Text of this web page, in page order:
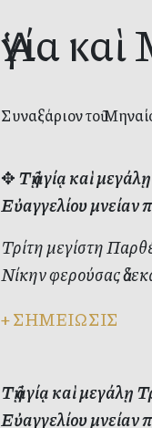
Ἁγία
Συναξάριον τοῦ
✥Τῇ ἁγίᾳ καὶ
Εὐαγγελίου μνείαν
Τρίτη μεγίστη
Νίκην φερούσας
+ΣΗΜΕΙΩΣΙΣ
Τῇ ἁγίᾳ καὶ
Εὐαγγελίου μνείαν